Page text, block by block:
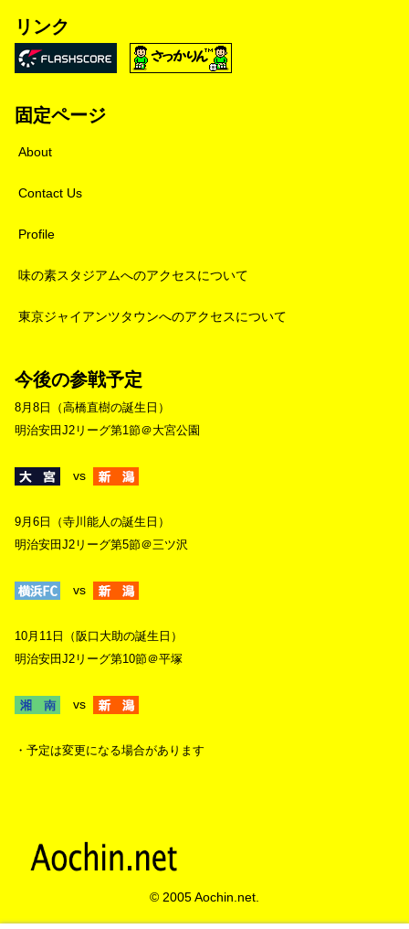
リンク
固定ページ
About
Contact Us
Profile
味の素スタジアムへのアクセスについて
東京ジャイアンツタウンへのアクセスについて
今後の参戦予定
8月8日（高橋直樹の誕生日）
明治安田J2リーグ第1節＠大宮公園
vs
9月6日（寺川能人の誕生日）
明治安田J2リーグ第5節＠三ツ沢
vs
10月11日（阪口大助の誕生日）
明治安田J2リーグ第10節＠平塚
vs
・予定は変更になる場合があります
© 2005 Aochin.net.